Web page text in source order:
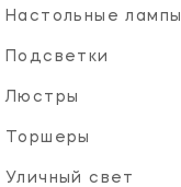
Настольные лампы
Подсветки
Люстры
Торшеры
Уличный свет